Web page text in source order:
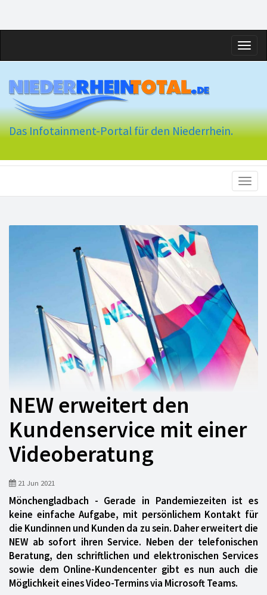
Das Infotainment-Portal für den Niederrhein.
NEW erweitert den
Kundenservice mit einer
Videoberatung
21 Jun 2021
Mönchengladbach - Gerade in Pandemiezeiten ist es
keine einfache Aufgabe, mit persönlichem Kontakt für
die Kundinnen und Kunden da zu sein. Daher erweitert die
NEW ab sofort ihren Service. Neben der telefonischen
Beratung, den schriftlichen und elektronischen Services
sowie dem Online-Kundencenter gibt es nun auch die
Möglichkeit eines Video-Termins via Microsoft Teams.